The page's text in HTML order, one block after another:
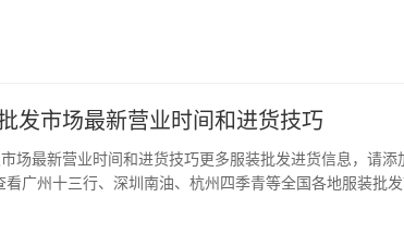
发市场最新营业时间和进货技巧
场最新营业时间和进货技巧更多服装批发进货信息，请添
广州十三行、深圳南油、杭州四季青等全国各地服装批发